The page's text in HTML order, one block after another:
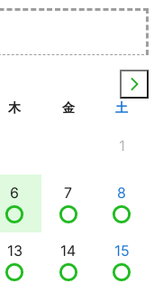
木 金 土
1
6 7 8
13 14 15